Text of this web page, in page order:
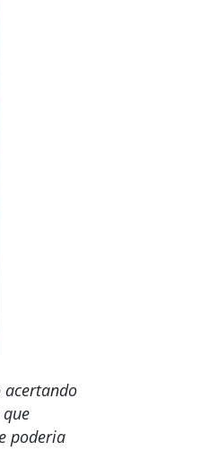
acertando
poderia